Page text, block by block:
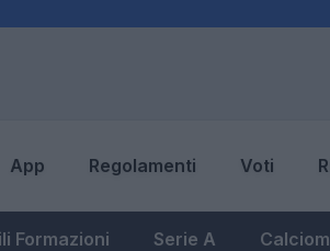
App Regolamenti Voti
Formazioni Serie A